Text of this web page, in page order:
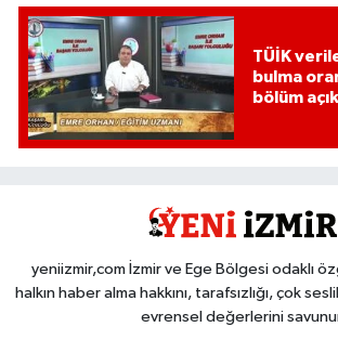
TÜİK
bulma
bölüm
yeniizmir,com İzmir ve Ege Bölgesi odaklı
halkın haber alma hakkını, tarafsızlığı, çok
evrensel değerlerini